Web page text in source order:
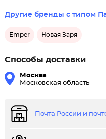
Другие бренды с типом
Emper Новая Заря
Способы доставки
Москва
Московская область
Почта России и